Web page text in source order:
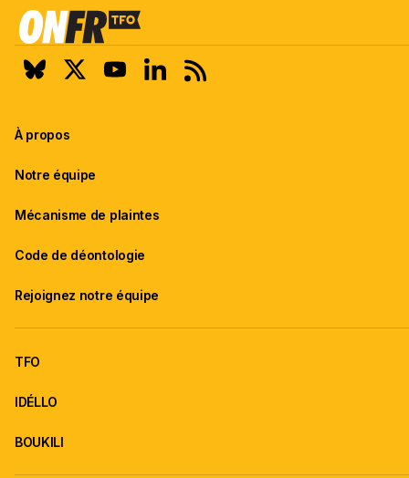
À propos
Notre équipe
Mécanisme de plaintes
Code de déontologie
Rejoignez notre équipe
TFO
IDÉLLO
BOUKILI